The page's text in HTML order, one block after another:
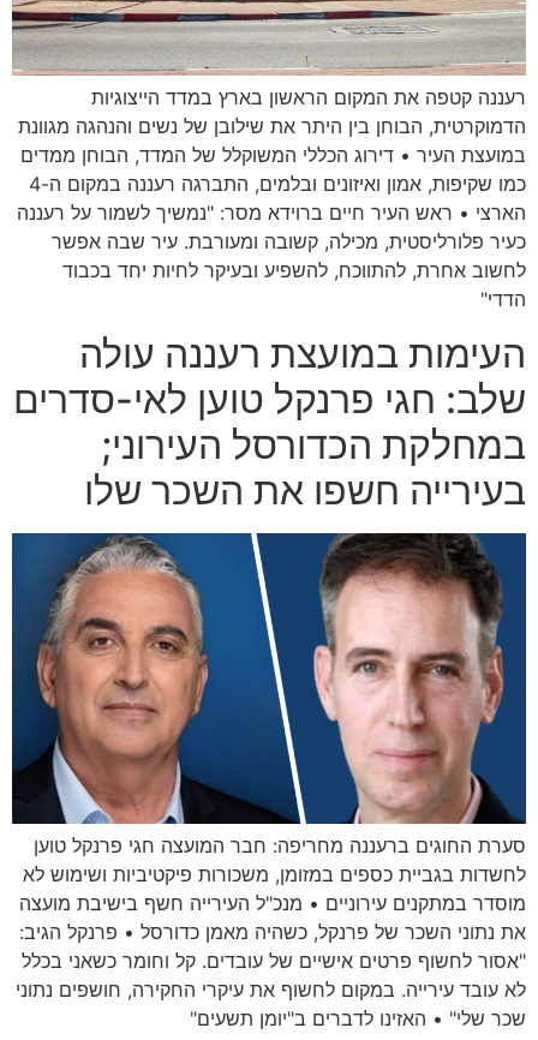
רעננה קטפה את המקום הראשון בארץ במדד הייצוגיות
הדמוקרטית, הבוחן בין היתר את שילובן של נשים והנהגה מגוונת
במועצת העיר • דירוג הכללי המשוקלל של המדד, הבוחן ממדים
כמו שקיפות, אמון ואיזונים ובלמים, התברגה רעננה במקום ה-4
הארצי • ראש העיר חיים ברוידא מסר: "נמשיך לשמור על רעננה
כעיר פלורליסטית, מכילה, קשובה ומעורבת. עיר שבה אפשר
לחשוב אחרת, להתווכח, להשפיע ובעיקר לחיות יחד בכבוד
הדדי"
העימות במועצת רעננה עולה
שלב: חגי פרנקל טוען לאי-סדרים
במחלקת הכדורסל העירוני;
בעירייה חשפו את השכר שלו
סערת החוגים ברעננה מחריפה: חבר המועצה חגי פרנקל טוען
לחשדות בגביית כספים במזומן, משכורות פיקטיביות ושימוש לא
מוסדר במתקנים עירוניים • מנכ"ל העירייה חשף בישיבת מועצה
את נתוני השכר של פרנקל, כשהיה מאמן כדורסל • פרנקל הגיב:
"אסור לחשוף פרטים אישיים של עובדים. קל וחומר כשאני בכלל
לא עובד עירייה. במקום לחשוף את עיקרי החקירה, חושפים נתוני
שכר שלי" • האזינו לדברים ב"יומן תשעים"